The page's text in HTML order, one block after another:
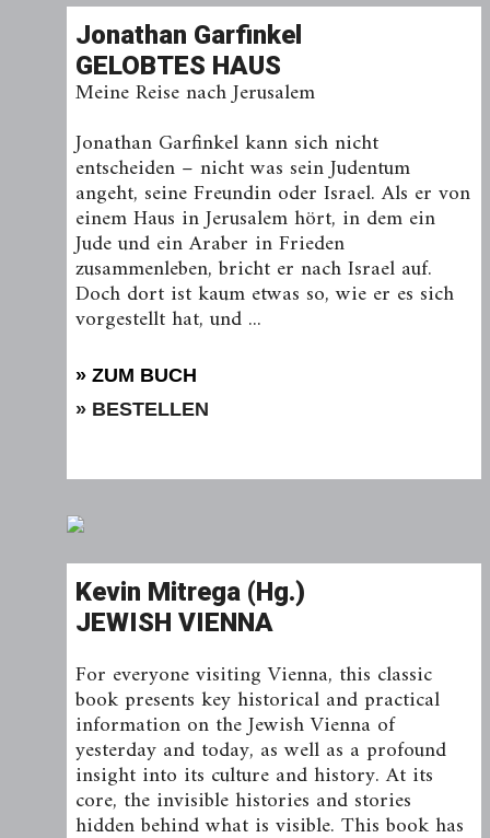
Jonathan Garfinkel
GELOBTES HAUS
Meine Reise nach Jerusalem
Jonathan Garfinkel kann sich nicht
entscheiden – nicht was sein Judentum
angeht, seine Freundin oder Israel. Als er von
einem Haus in Jerusalem hört, in dem ein
Jude und ein Araber in Frieden
zusammenleben, bricht er nach Israel auf.
Doch dort ist kaum etwas so, wie er es sich
vorgestellt hat, und ...
» ZUM BUCH
» BESTELLEN
Kevin Mitrega (Hg.)
JEWISH VIENNA
For everyone visiting Vienna, this classic
book presents key historical and practical
information on the Jewish Vienna of
yesterday and today, as well as a profound
insight into its culture and history. At its
core, the invisible histories and stories
hidden behind what is visible. This book has